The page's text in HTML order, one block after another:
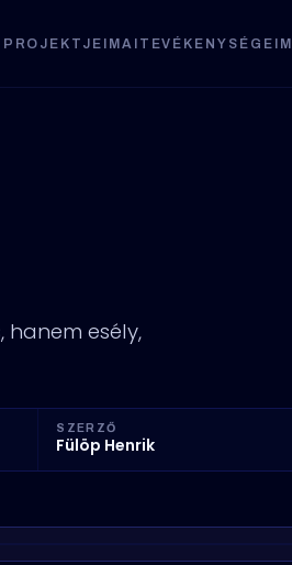
PROJEKTJEIMAI TEVÉKENYSÉGEIM
esély,
SZERZŐ
Fülöp Henrik